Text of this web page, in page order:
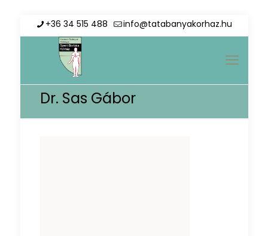
+36 34 515 488 info@tatabanyakorhaz.hu
Dr. Sas Gábor